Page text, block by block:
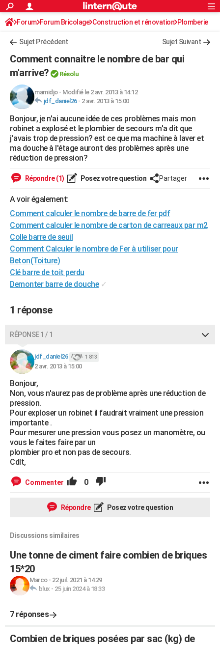
ACTUALITÉS
Politique
Société
Faits Divers
Education
Monde
Villes
+
Programme TV
Streaming
Cinéma
Sorties cinéma
Musique
FINANCE
Retraite
Impôts
Epargne
Immobilier
Risques naturels par ville
Banque
Assurance
Crédit
AUTO
Essais
Réserver un essai
Citadines
Berlines
SUV
Forum auto
HIGH-TECH
Mobiles
Meilleur smartphone
Internet
Ordinateurs
Jeux vidéo
Guide high-tech
+BRICOLAGE
Forum
Aménagement intérieur
Extérieur
Cuisine
Salle de bains
Jardinage
Rangement
WEEK-END
LIFESTYLE
Alimentation
Guide de la santé
Maladies
Médicaments
Sommeil
VOYAGE
Destinations
City break
Voyage nature
Voyage de noces
Forum
Climat
+PHOTO
GUIDES D'ACHAT
BONS PLANS
Carte de Noël
Carte Bonne année
Carte Saint-Valentin
Carte Pâques
Carte d'anniversaire
DICTIONNAIRE
Dictionnaire
Biographies
Citations
Expressions
Proverbes
PROGRAMME TV
COPAINS D'AVANT
S'inscrire
Se connecter
Lycées
Collèges
Primaires
Universités
Entreprises
Service militaire
Avis de recherche
AVIS DE DÉCÈS
FORUM
Bricolage
Lifestyle
Culture
Sport
Auto
Television
Voyage
Cinema
Rechercher
S'inscrire
Connexion
Forum Forum Bricolage Construction et rénovation Plomberie
Sujet Précédent Sujet Suivant
Comment connaitre le nombre de bar qui
m'arrive?
Résolu
mamidjo- Modifié le 2 avr. 2013 à 14:12
jdf_daniel26- 2 avr. 2013 à 15:00
Bonjour, je n'ai aucune idée de ces problèmes mais mon
robinet a explosé et le plombier de secours m'a dit que
j'avais trop de pression? est ce que ma machine à laver et
ma douche à l'étage auront des problèmes après une
réduction de pression?
Répondre (1) Posez votre question Partager
A voir également:
Comment calculer le nombre de barre de fer pdf
Comment calculer le nombre de carton de carreaux par m2
Colle barre de seuil
Comment Calculer le nombre de Fer à utiliser pour
Beton(Toiture)
Clé barre de toit perdu
Demonter barre de douche ✓
1 réponse
RÉPONSE 1 / 1
jdf_daniel26 1 813
2 avr. 2013 à 15:00
Bonjour,
Non, vous n'aurez pas de problème après une réduction de
pression.
Pour exploser un robinet il faudrait vraiment une pression
importante .
Pour mesurer une pression vous posez un manomètre, ou
vous le faites faire par un
plombier pro et non pas de secours.
Cdlt,
Commenter 0
Répondre Posez votre question
Discussions similaires
Une tonne de ciment faire combien de briques
15*20
Marco- 22 juil. 2021 à 14:29
blux - 25 juin 2024 à 18:33
7 réponses
Combien de briques posées par sac (kg) de